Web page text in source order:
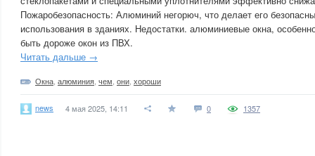
Пожаробезопасность: Алюминий негорюч, что делает его
использования в зданиях. Недостатки. алюминиевые окна,
быть дороже окон из ПВХ.
Читать дальше →
Окна алюминия чем они хороши
news 4 мая 2025, 14:11 0 1357